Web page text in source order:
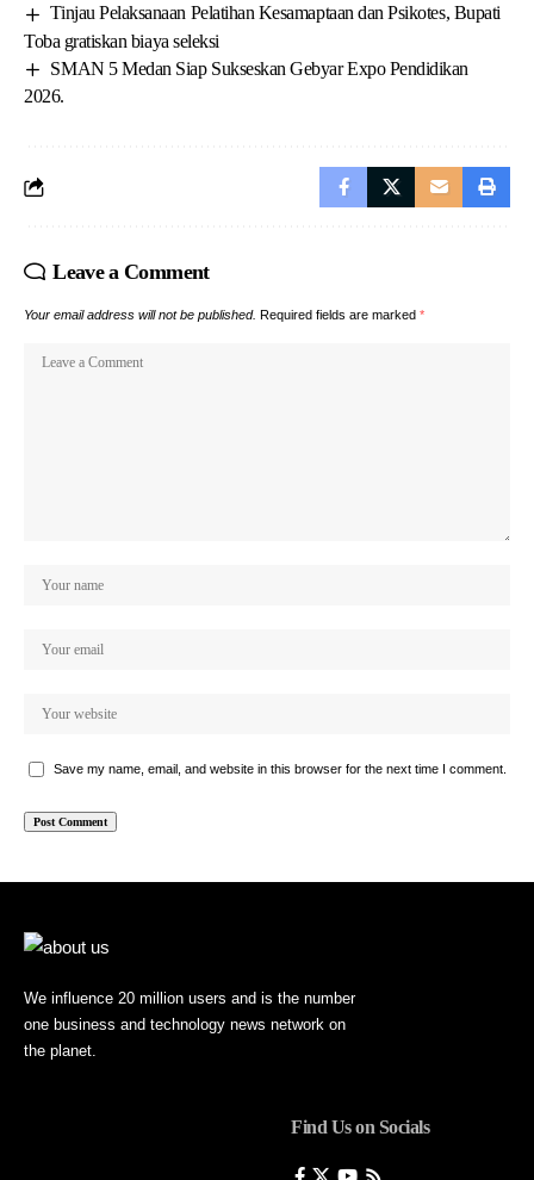
Tinjau Pelaksanaan Pelatihan Kesamaptaan dan Psikotes, Bupati
Toba gratiskan biaya seleksi
SMAN 5 Medan Siap Sukseskan Gebyar Expo Pendidikan
2026.
Leave a Comment
Your email address will not be published. Required fields are marked *
Save my name, email, and website in this browser for the next time I comment.
We influence 20 million users and is the number
one business and technology news network on
the planet.
Find Us on Socials